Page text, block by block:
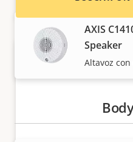
AXIS
Speaker
Altavoz